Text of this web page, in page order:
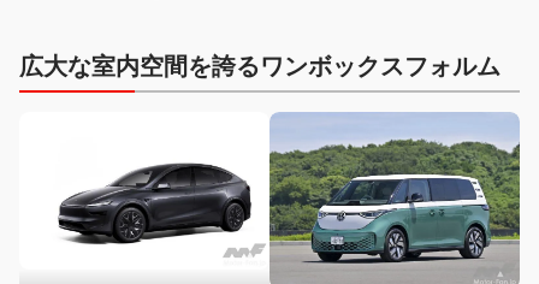
広大な室内空間を誇るワンボックスフォルム